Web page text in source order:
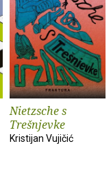
Nietzsche s
Trešnjevke
Kristijan Vujičić